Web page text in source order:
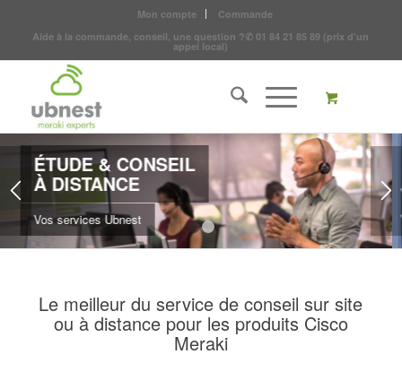
Mon compte
Commande
Aide à la commande, conseil, une question ?✆ 01 84 21 85 89 (prix d'un
appel local)
CONSEIL
1 2
Le meilleur du service de conseil sur site
ou à distance pour les produits Cisco
Meraki